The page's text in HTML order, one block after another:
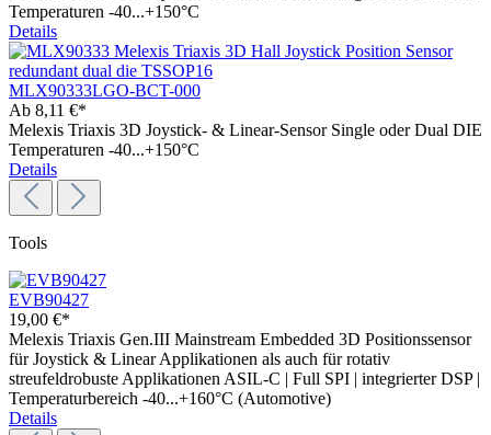
Temperaturen -40...+150°C
Details
MLX90333LGO-BCT-000
Ab 8,11 €*
Melexis Triaxis 3D Joystick- & Linear-Sensor Single oder Dual DIE
Temperaturen -40...+150°C
Details
Tools
EVB90427
19,00 €*
Melexis Triaxis Gen.III Mainstream Embedded 3D Positionssensor
für Joystick & Linear Applikationen als auch für rotativ
streufeldrobuste Applikationen ASIL-C | Full SPI | integrierter DSP |
Temperaturbereich -40...+160°C (Automotive)
Details